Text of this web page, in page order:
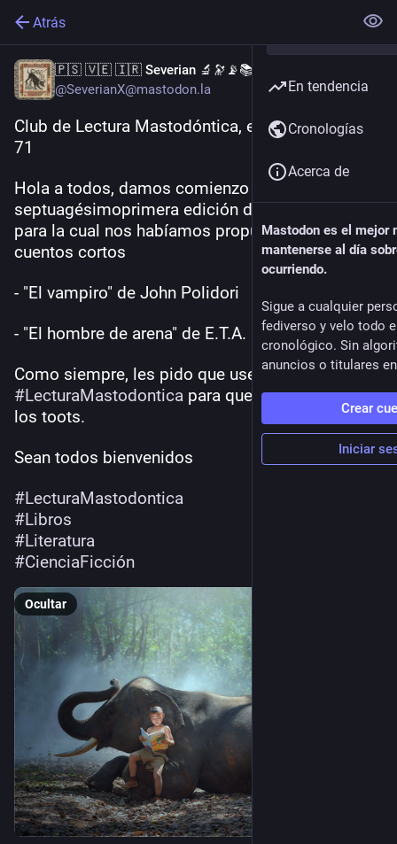
Atrás
🇵🇸 🇻🇪 🇮🇷 Severian 🔬🔭📡📚
@SeverianX@mastodon.la
Club de Lectura Mastodóntica, edición número
71
Hola a todos, damos comienzo a la
septuagésimoprimera edición de nuestro Club,
para la cual nos habíamos propuesto leer los
cuentos cortos
- "El vampiro" de John Polidori
- "El hombre de arena" de E.T.A. Hoffmann
Como siempre, les pido que usen la etiqueta
#LecturaMastodontica para que no se pierdan
los toots.
Sean todos bienvenidos
#LecturaMastodontica
#Libros
#Literatura
#CienciaFicción
Ocultar
En tendencia
Cronologías
Acerca de
Mastodon es el mejor
mantenerse al día
ocurriendo.
Sigue a cualquier
fediverso y velo todo
cronológico. Sin
anuncios o titulares
Crear
Iniciar